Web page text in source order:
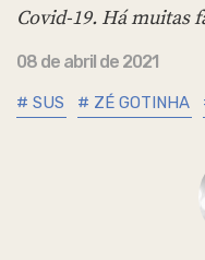
Covid-19. Há muitas
08 de abril de 2021
# SUS # ZÉ GOTINHA